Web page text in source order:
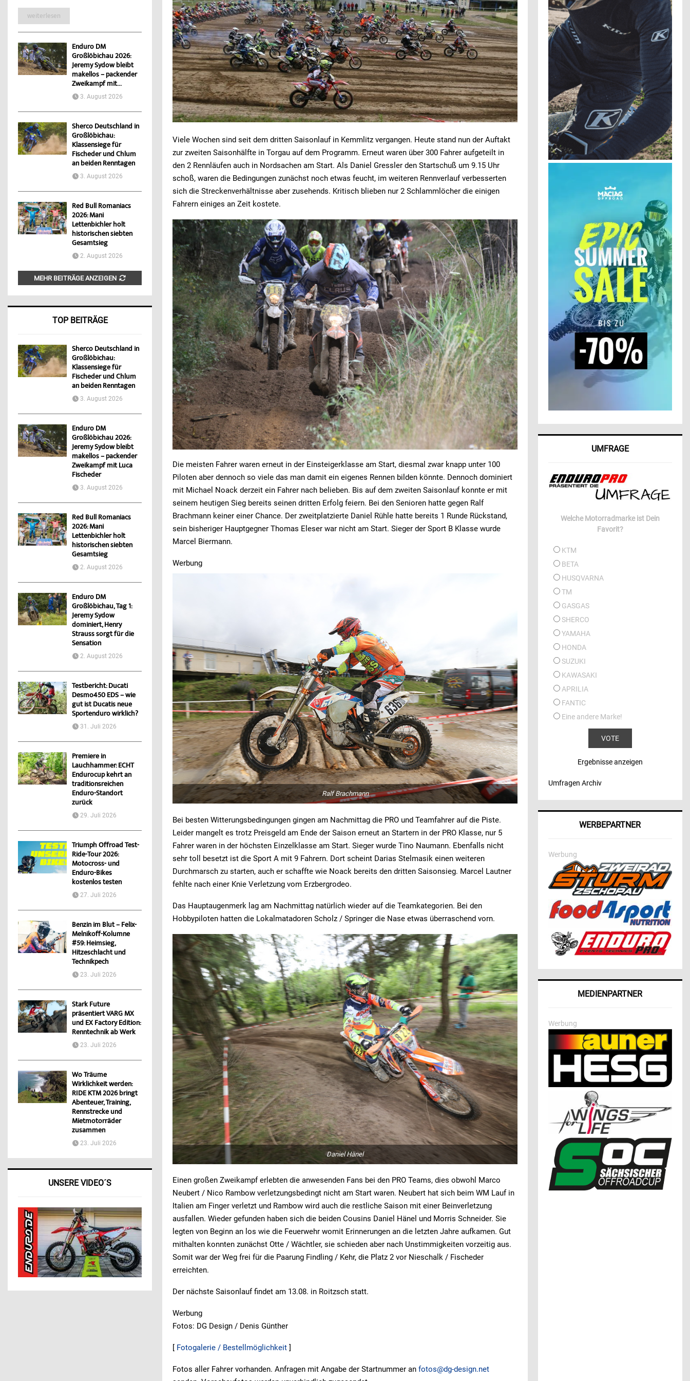
Viele Wochen sind seit dem dritten Saisonlauf in Kemmlitz vergangen. Heute stand nun der Auftakt
zur zweiten Saisonhälfte in Torgau auf dem Programm. Erneut waren über 300 Fahrer aufgeteilt in
den 2 Rennläufen auch in Nordsachen am Start. Als Daniel Gressler den Startschuß um 9.15 Uhr
schoß, waren die Bedingungen zunächst noch etwas feucht, im weiteren Rennverlauf verbesserten
sich die Streckenverhältnisse aber zusehends. Kritisch blieben nur 2 Schlammlöcher die einigen
Fahrern einiges an Zeit kostete.
Die meisten Fahrer waren erneut in der Einsteigerklasse am Start, diesmal zwar knapp unter 100
Piloten aber dennoch so viele das man damit ein eigenes Rennen bilden könnte. Dennoch dominiert
mit Michael Noack derzeit ein Fahrer nach belieben. Bis auf dem zweiten Saisonlauf konnte er mit
seinem heutigen Sieg bereits seinen dritten Erfolg feiern. Bei den Senioren hatte gegen Ralf
Brachmann keiner einer Chance. Der zweitplatzierte Daniel Rühle hatte bereits 1 Runde Rückstand,
sein bisheriger Hauptgegner Thomas Eleser war nicht am Start. Sieger der Sport B Klasse wurde
Marcel Biermann.
Werbung
Ralf Brachmann
Bei besten Witterungsbedingungen gingen am Nachmittag die PRO und Teamfahrer auf die Piste.
Leider mangelt es trotz Preisgeld am Ende der Saison erneut an Startern in der PRO Klasse, nur 5
Fahrer waren in der höchsten Einzelklasse am Start. Sieger wurde Tino Naumann. Ebenfalls nicht
sehr toll besetzt ist die Sport A mit 9 Fahrern. Dort scheint Darias Stelmasik einen weiteren
Durchmarsch zu starten, auch er schaffte wie Noack bereits den dritten Saisonsieg. Marcel Lautner
fehlte nach einer Knie Verletzung vom Erzbergrodeo.
Das Hauptaugenmerk lag am Nachmittag natürlich wieder auf die Teamkategorien. Bei den
Hobbypiloten hatten die Lokalmatadoren Scholz / Springer die Nase etwas überraschend vorn.
Daniel Hänel
Einen großen Zweikampf erlebten die anwesenden Fans bei den PRO Teams, dies obwohl Marco
Neubert / Nico Rambow verletzungsbedingt nicht am Start waren. Neubert hat sich beim WM Lauf in
Italien am Finger verletzt und Rambow wird auch die restliche Saison mit einer Beinverletzung
ausfallen. Wieder gefunden haben sich die beiden Cousins Daniel Hänel und Morris Schneider. Sie
legten von Beginn an los wie die Feuerwehr womit Erinnerungen an die letzten Jahre aufkamen. Gut
mithalten konnten zunächst Otte / Wächtler, sie schieden aber nach Unstimmigkeiten vorzeitig aus.
Somit war der Weg frei für die Paarung Findling / Kehr, die Platz 2 vor Nieschalk / Fischeder
erreichten.
Der nächste Saisonlauf findet am 13.08. in Roitzsch statt.
Werbung
Fotos: DG Design / Denis Günther
[ Fotogalerie / Bestellmöglichkeit]
Fotos aller Fahrer vorhanden. Anfragen mit Angabe der Startnummer anfotos@dg-design.net
weiterlesen
Enduro DM
Großlöbichau 2026:
Jeremy Sydow bleibt
makellos – packender
Zweikampf mit...
3. August 2026
Sherco Deutschland in
Großlöbichau:
Klassensiege für
Fischeder und Chlum
an beiden Renntagen
3. August 2026
Red Bull Romaniacs
2026: Mani
Lettenbichler holt
historischen siebten
Gesamtsieg
2. August 2026
MEHR BEITRÄGE ANZEIGEN
TOP BEITRÄGE
Sherco Deutschland in
Großlöbichau:
Klassensiege für
Fischeder und Chlum
an beiden Renntagen
3. August 2026
Enduro DM
Großlöbichau 2026:
Jeremy Sydow bleibt
makellos – packender
Zweikampf mit Luca
Fischeder
3. August 2026
Red Bull Romaniacs
2026: Mani
Lettenbichler holt
historischen siebten
Gesamtsieg
2. August 2026
Enduro DM
Großlöbichau, Tag 1:
Jeremy Sydow
dominiert, Henry
Strauss sorgt für die
Sensation
2. August 2026
Testbericht: Ducati
Desmo450 EDS – wie
gut ist Ducatis neue
Sportenduro wirklich?
31. Juli 2026
Premiere in
Lauchhammer: ECHT
Endurocup kehrt an
traditionsreichen
Enduro-Standort
zurück
29. Juli 2026
Triumph Offroad Test-
Ride-Tour 2026:
Motocross- und
Enduro-Bikes
kostenlos testen
27. Juli 2026
Benzin im Blut – Felix-
Melnikoff-Kolumne
#59: Heimsieg,
Hitzeschlacht und
Technikpech
23. Juli 2026
Stark Future
präsentiert VARG MX
und EX Factory Edition:
Renntechnik ab Werk
23. Juli 2026
Wo Träume
Wirklichkeit werden:
RIDE KTM 2026 bringt
Abenteuer, Training,
Rennstrecke und
Mietmotorräder
zusammen
23. Juli 2026
UNSERE VIDEO´S
UMFRAGE
Welche Motorradmarke ist Dein
Favorit?
KTM
BETA
HUSQVARNA
TM
GASGAS
SHERCO
YAMAHA
HONDA
SUZUKI
KAWASAKI
APRILIA
FANTIC
Eine andere Marke!
Ergebnisse anzeigen
Umfragen Archiv
WERBEPARTNER
Werbung
MEDIENPARTNER
Werbung